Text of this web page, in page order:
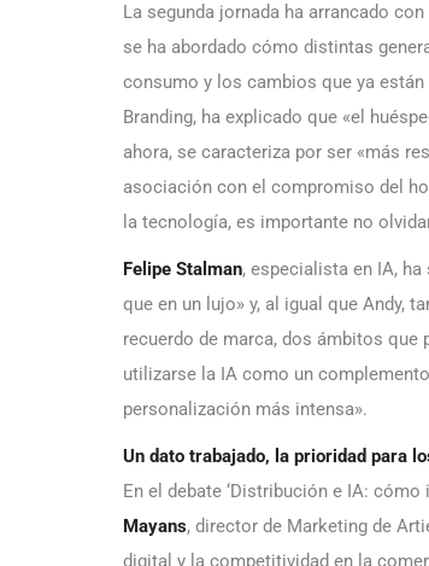
La segunda jornada ha arrancado
se ha abordado cómo distintas
consumo y los cambios que ya
Branding, ha explicado que «el
ahora, se caracteriza por ser «más
asociación con el compromiso del
la tecnología, es importante no
Felipe Stalman, especialista en IA,
que en un lujo» y, al igual que Andy,
recuerdo de marca, dos ámbitos que
utilizarse la IA como un
personalización más intensa».
Un dato trabajado, la prioridad para
En el debate ‘Distribución e IA:
Mayans, director de Marketing de